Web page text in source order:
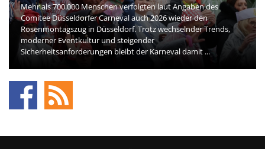
Mehr als 700.000 Menschen verfolgten laut Angaben des
Comitee Düsseldorfer Carneval auch 2026 wieder den
Rosenmontagszug in Düsseldorf. Trotz wechselnder Trends,
moderner Eventkultur und steigender
Sicherheitsanforderungen bleibt der Karneval damit ...